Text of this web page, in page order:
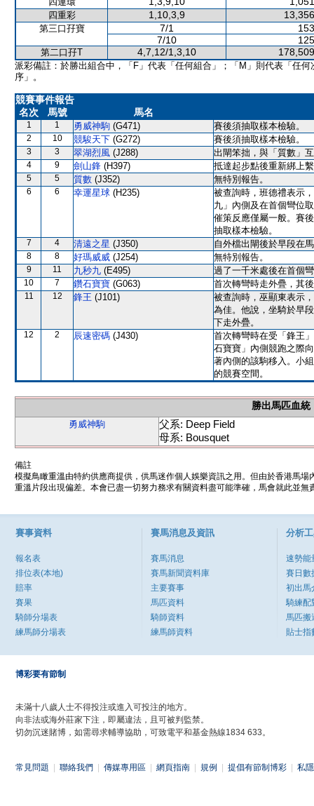
四重彩 1,10,3,9
第三口孖寶 7/1
7/10
第二口孖T 4,7,12/1,3,10
派彩備註：於勝出組合中，「F」代表「任何組合」；「M」則代表「任何
序」。
競賽事件報告
名次
馬號 馬名
1 1 勇威神駒 (G471) 賽後須抽取樣本檢驗。
2 10 競駿天下 (G272) 賽後須抽取樣本檢驗。
3 3 翠湖烈風 (J288) 出閘笨拙，與「質數」
4 9 劍山鋒 (H397) 抵達起步點後重新綁上
5 5 質數 (J352) 無特別報告。
6 6 幸運星球 (H235)
被查詢時，班德禮表示
九」內側及在首個彎位
催策反應僅屬一般。賽
抽取樣本檢驗。
7 4 清遠之星 (J350) 自外檔出閘後於早段在
8 8 好瑪威威 (J254) 無特別報告。
9 11 九秒九 (E495) 過了一千米處後在首個
10 7 鑽石寶寶 (G063) 首次轉彎時走外疊，其
11 12 鋒王 (J101)
被查詢時，巫顯東表示
為佳。他說，坐騎於早
下走外疊。
12 2 辰速密碼 (J430)
首次轉彎時在受「鋒王
石寶寶」內側競跑之際
著內側的該駒移入。小
的競賽空間。
勝出馬匹血統
勇威神駒
父系: Deep Field
母系: Bousquet
備註
模擬鳥瞰重溫由特約供應商提供，供馬迷作個人娛樂資訊之用。但由於香港馬
重溫片段出現偏差。本會已盡一切努力務求有關資料盡可能準確，馬會就此並
賽事資料
報名表
排位表(本地)
賠率
賽果
騎師分場表
練馬師分場表
賽馬消息及資訊
賽馬消息
賽馬新聞資料庫
主要賽事
馬匹資料
騎師資料
練馬師資料
分析
速勢能
賽日數
初出馬
騎練配
馬匹搬
貼士指
博彩要有節制
未滿十八歲人士不得投注或進入可投注的地方。
向非法或海外莊家下注，即屬違法，且可被判監禁。
切勿沉迷賭博，如需尋求輔導協助，可致電平和基金熱線1834 633。
常見問題 聯絡我們 傳媒專用區 網頁指南 規例 提倡有節制博彩 私